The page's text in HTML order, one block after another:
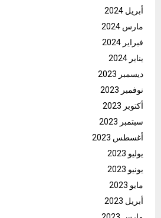
أبريل 2024
مارس 2024
فبراير 2024
يناير 2024
ديسمبر 2023
نوفمبر 2023
أكتوبر 2023
سبتمبر 2023
أغسطس 2023
يوليو 2023
يونيو 2023
مايو 2023
أبريل 2023